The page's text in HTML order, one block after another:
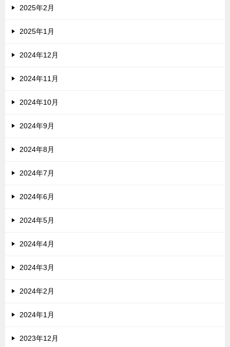
2025年2月
2025年1月
2024年12月
2024年11月
2024年10月
2024年9月
2024年8月
2024年7月
2024年6月
2024年5月
2024年4月
2024年3月
2024年2月
2024年1月
2023年12月